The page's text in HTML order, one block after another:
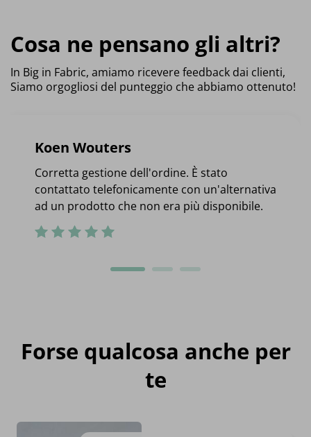
Cosa ne pensano gli altri?
In Big in Fabric, amiamo ricevere feedback dai clienti,
Siamo orgogliosi del punteggio che abbiamo ottenuto!
Koen Wouters
Corretta gestione dell'ordine. È stato
contattato telefonicamente con un'alternativa
ad un prodotto che non era più disponibile.
Forse qualcosa anche per
te